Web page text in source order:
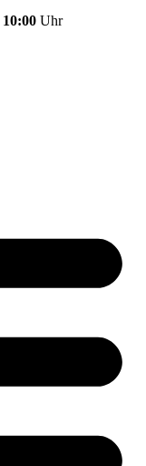
10:00 Uhr